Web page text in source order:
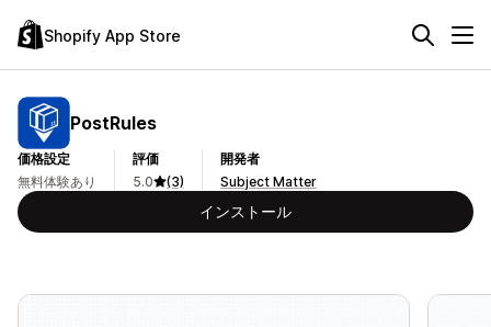
Shopify App Store
PostRules
価格設定
無料体験あり
評価
5.0
(3)
開発者
Subject Matter
インストール